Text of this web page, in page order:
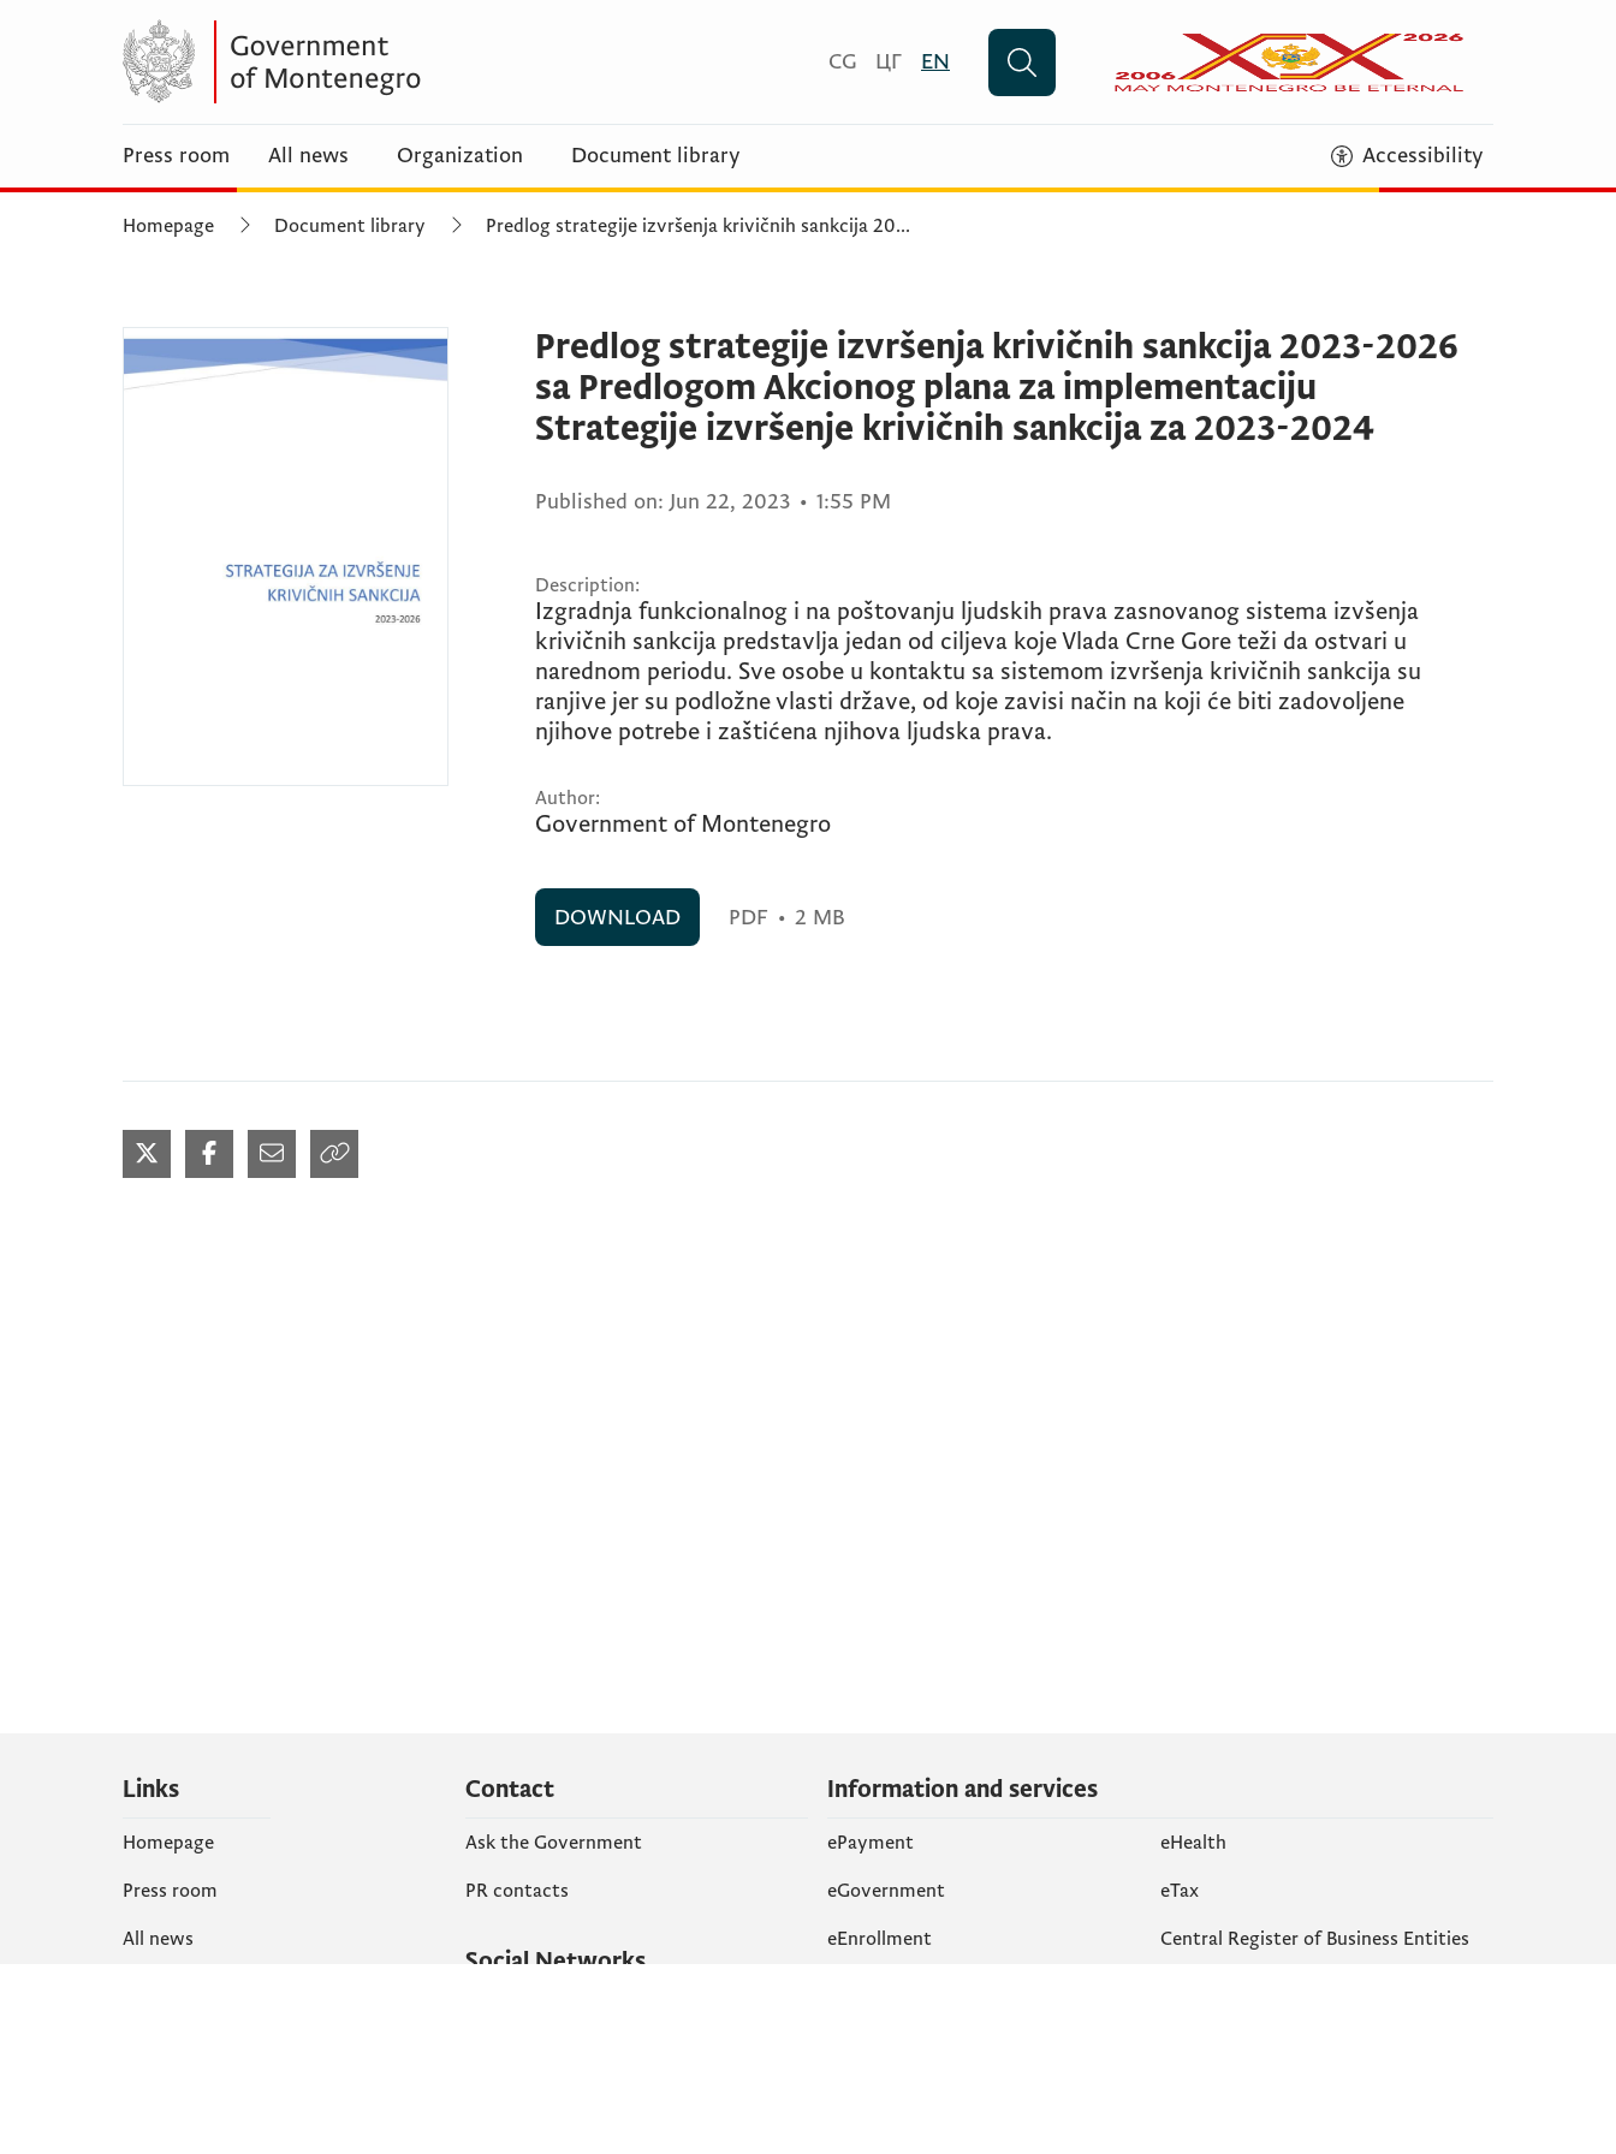
CG ЦГ EN
Press room All news Organization Document library Accessibility
Homepage Document library Predlog strategije izvršenja krivičnih sankcija 20...
Predlog strategije izvršenja krivičnih sankcija 2023-2026
sa Predlogom Akcionog plana za implementaciju
Strategije izvršenje krivičnih sankcija za 2023-2024
Published on: Jun 22, 2023 • 1:55 PM
Description:
Izgradnja funkcionalnog i na poštovanju ljudskih prava zasnovanog sistema izvšenja
krivičnih sankcija predstavlja jedan od ciljeva koje Vlada Crne Gore teži da ostvari u
narednom periodu. Sve osobe u kontaktu sa sistemom izvršenja krivičnih sankcija su
ranjive jer su podložne vlasti države, od koje zavisi način na koji će biti zadovoljene
njihove potrebe i zaštićena njihova ljudska prava.
Author:
Government of Montenegro
DOWNLOAD PDF • 2 MB
Links
Homepage
Press room
All news
Contact
Ask the Government
PR contacts
Social Networks
Information and services
ePayment
eHealth
eGovernment
еTax
eEnrollment
Central Register of Business Entities